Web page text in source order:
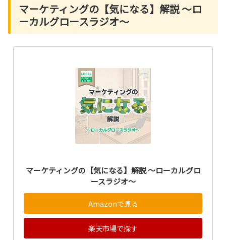
マーケティングの【気になる】解説 ～ロ
ーカルグロースラジオ～
マーケティングの【気になる】解説 ～ローカルグロ
ースラジオ～
Amazonで見る
楽天市場で探す